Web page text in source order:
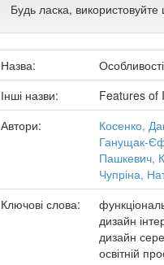
Будь ласка,
Назва:
Інші назви:
Features of
Автори:
Косенко,
Ганущак-
Пашкевич,
Чупріна,
Ключові слова:
дизайн
дизайн
освітній